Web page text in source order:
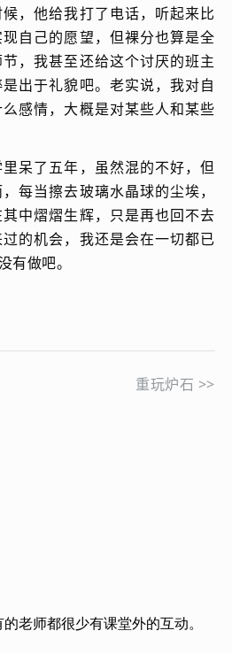
，他给我打了电话，听起来比
自己的愿望，但裸分也算是全
，我甚至还给这个讨厌的班主
出于礼貌吧。老实说，我对自
感情，大概是对某些人和某些
呆了五年，虽然混的不好，但
每当擦去玻璃水晶球的尘埃，
中熠熠生辉，只是再也回不去
的机会，我还是会在一切都已
有做吧。
重玩炉石 >>